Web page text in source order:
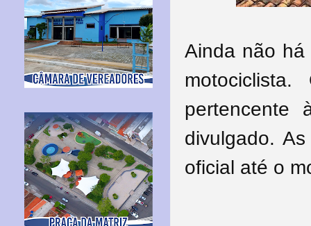
Ainda não
pertencente
divulgado.
oficial até o